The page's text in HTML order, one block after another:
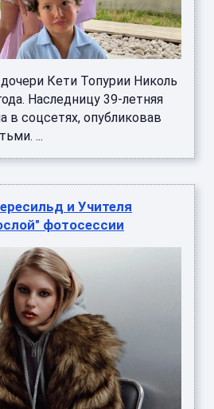
Кети Топурии Николь
Наследницу 39-летняя
в соцсетях, опубликовав
...
и Учителя
фотосессии